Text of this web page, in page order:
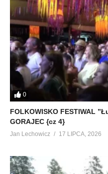
0
FOLKOWISKO FESTIWAL
GORAJEC {cz 4}
Jan Lechowicz 17 LIPCA, 2026